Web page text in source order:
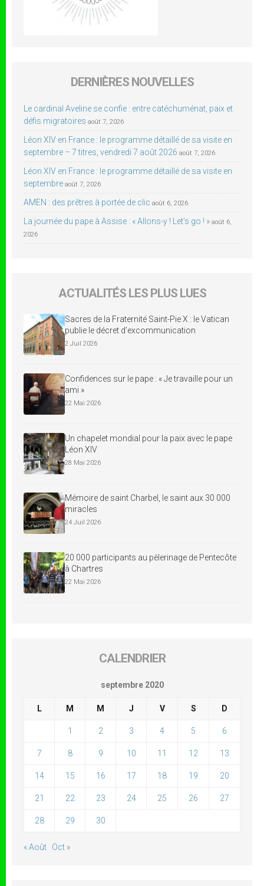
DERNIÈRES NOUVELLES
Le cardinal Aveline se confie : entre catéchuménat, paix et
défis migratoires août 7, 2026
Léon XIV en France : le programme détaillé de sa visite en
septembre – 7 titres, vendredi 7 août 2026 août 7, 2026
Léon XIV en France : le programme détaillé de sa visite en
septembre août 7, 2026
AMEN : des prêtres à portée de clic août 6, 2026
La journée du pape à Assise : « Allons-y ! Let’s go ! » août 6,
2026
ACTUALITÉS LES PLUS LUES
Sacres de la Fraternité Saint-Pie X : le Vatican
publie le décret d’excommunication
2 Juil 2026
Confidences sur le pape : « Je travaille pour un
ami »
22 Mai 2026
Un chapelet mondial pour la paix avec le pape
Léon XIV
28 Mai 2026
Mémoire de saint Charbel, le saint aux 30 000
miracles
24 Juil 2026
20 000 participants au pèlerinage de Pentecôte
à Chartres
22 Mai 2026
CALENDRIER
septembre 2020
L M M J V S D
1 2 3 4 5 6
7 8 9 10 11 12 13
14 15 16 17 18 19 20
21 22 23 24 25 26 27
28 29 30
« Août Oct »